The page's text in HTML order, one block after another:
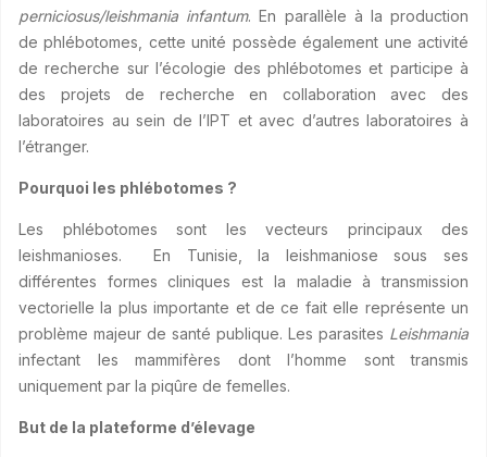
perniciosus/leishmania infantum. En parallèle à la production
de phlébotomes, cette unité possède également une activité
de recherche sur l’écologie des phlébotomes et participe à
des projets de recherche en collaboration avec des
laboratoires au sein de l’IPT et avec d’autres laboratoires à
l’étranger.
Pourquoi les phlébotomes ?
Les phlébotomes sont les vecteurs principaux des
leishmanioses. En Tunisie, la leishmaniose sous ses
différentes formes cliniques est la maladie à transmission
vectorielle la plus importante et de ce fait elle représente un
problème majeur de santé publique. Les parasites Leishmania
infectant les mammifères dont l’homme sont transmis
uniquement par la piqûre de femelles.
But de la plateforme d’élevage